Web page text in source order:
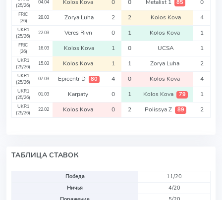
(25/26)
04.04 Kolos Kova 0 0 Metalist 1 85 0
FRIC
(26)
28.03 Zorya Luha 2 2 Kolos Kova 4
UKR1
(25/26)
22.03 Veres Rivn 0 1 Kolos Kova 1
FRIC
(26)
16.03 Kolos Kova 1 0 UCSA 1
UKR1
(25/26)
15.03 Kolos Kova 1 1 Zorya Luha 2
UKR1
(25/26)
07.03 Epicentr D 80 4 0 Kolos Kova 4
UKR1
(25/26)
01.03 Karpaty 0 1 Kolos Kova 79 1
UKR1
(25/26)
22.02 Kolos Kova 0 2 Polissya Z 89 2
ТАБЛИЦА СТАВОК
Победа
11/20
Ничья
4/20